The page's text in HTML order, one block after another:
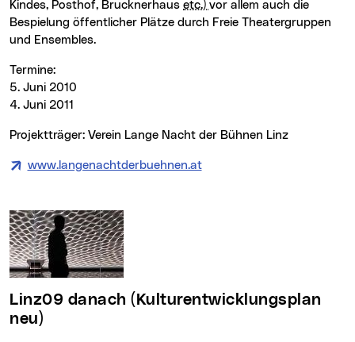
Kindes, Posthof, Brucknerhaus etc.) vor allem auch die
Bespielung öffentlicher Plätze durch Freie Theatergruppen
und Ensembles.
Termine:
5. Juni 2010
4. Juni 2011
Projektträger: Verein Lange Nacht der Bühnen Linz
www.langenachtderbuehnen.at(neues Fenster)
Linz09 danach (Kulturentwicklungsplan
neu)